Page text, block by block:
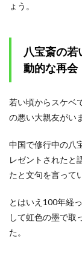
ょう。
八宝斎の
動的な再会
若い頃からスケベ
の悪い大親友がい
中国で修行中の八
レゼントされたと
たと文句を言って
とはいえ100年経
して虹色の墨で取
た。